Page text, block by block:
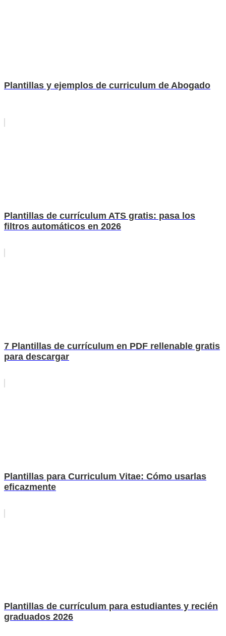
Plantillas y ejemplos de curriculum de Abogado
Plantillas de currículum ATS gratis: pasa los
filtros automáticos en 2026
7 Plantillas de currículum en PDF rellenable gratis
para descargar
Plantillas para Curriculum Vitae: Cómo usarlas
eficazmente
Plantillas de currículum para estudiantes y recién
graduados 2026